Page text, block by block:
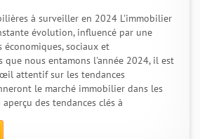
à surveiller en 2024 L'immobilier
évolution, influencé par une
sociaux et
que nous entamons l'année 2024, il est
attentif sur les tendances
le marché immobilier dans les
des tendances clés à